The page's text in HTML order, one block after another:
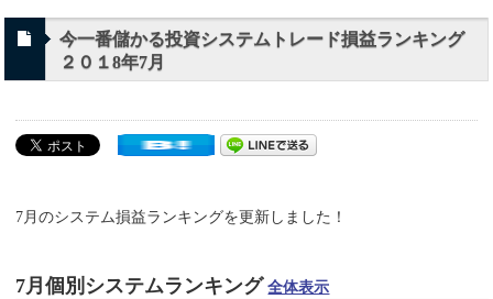
今一番儲かる投資システムトレード損益ランキング
２０１8年7月
7月のシステム損益ランキングを更新しました！
7月個別システムランキング 全体表示